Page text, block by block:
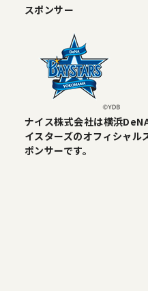
スポンサー
ナイス株式会社は横浜
イスターズのオフィシャル
ポンサーです。